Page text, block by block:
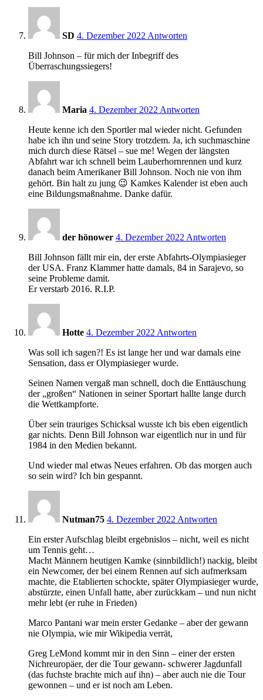
SD 4. Dezember 2022 Antworten
Bill Johnson – für mich der Inbegriff des
Überraschungssiegers!
Maria 4. Dezember 2022 Antworten
Heute kenne ich den Sportler mal wieder nicht. Gefunden
habe ich ihn und seine Story trotzdem. Ja, ich suchmaschine
mich durch diese Rätsel – sue me! Wegen der längsten
Abfahrt war ich schnell beim Lauberhornrennen und kurz
danach beim Amerikaner Bill Johnson. Noch nie von ihm
gehört. Bin halt zu jung 😉 Kamkes Kalender ist eben auch
eine Bildungsmaßnahme. Danke dafür.
der hönower 4. Dezember 2022 Antworten
Bill Johnson fällt mir ein, der erste Abfahrts-Olympiasieger
der USA. Franz Klammer hatte damals, 84 in Sarajevo, so
seine Probleme damit.
Er verstarb 2016. R.I.P.
Hotte 4. Dezember 2022 Antworten
Was soll ich sagen?! Es ist lange her und war damals eine
Sensation, dass er Olympiasieger wurde.
Seinen Namen vergaß man schnell, doch die Enttäuschung
der „großen“ Nationen in seiner Sportart hallte lange durch
die Wettkampforte.
Über sein trauriges Schicksal wusste ich bis eben eigentlich
gar nichts. Denn Bill Johnson war eigentlich nur in und für
1984 in den Medien bekannt.
Und wieder mal etwas Neues erfahren. Ob das morgen auch
so sein wird? Ich bin gespannt.
Nutman75 4. Dezember 2022 Antworten
Ein erster Aufschlag bleibt ergebnislos – nicht, weil es nicht
um Tennis geht…
Macht Männern heutigen Kamke (sinnbildlich!) nackig, bleibt
ein Newcomer, der bei einem Rennen auf sich aufmerksam
machte, die Etablierten schockte, später Olympiasieger wurde,
abstürzte, einen Unfall hatte, aber zurückkam – und nun nicht
mehr lebt (er ruhe in Frieden)
Marco Pantani war mein erster Gedanke – aber der gewann
nie Olympia, wie mir Wikipedia verrät,
Greg LeMond kommt mir in den Sinn – einer der ersten
Nichreuropäer, der die Tour gewann- schwerer Jagdunfall
(das fuchste brachte mich auf ihn) – aber auch nie die Tour
gewonnen – und er ist noch am Leben.